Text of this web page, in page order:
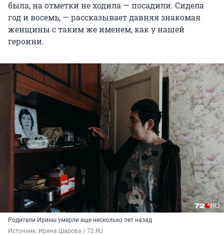
была, на отметки не ходила — посадили. Сидела
год и восемь, — рассказывает давняя знакомая
женщины с таким же именем, как у нашей
героини.
Родители Ирины умерли еще несколько лет назад
Источник: Ирина Шарова / 72.RU